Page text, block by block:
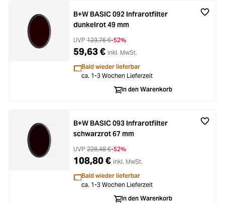
Stative & Gimbals
Taschen
Licht & Studio
Bildbearbeitung
Ferngläser
B+W BASIC 092 Infrarotfilter
dunkelrot 49 mm
UVP 123,76 €-52%
59,63 € inkl. MwSt.
Bald wieder lieferbar
ca. 1-3 Wochen Lieferzeit
In den Warenkorb
B+W BASIC 093 Infrarotfilter
schwarzrot 67 mm
UVP 228,48 €-52%
108,80 € inkl. MwSt.
Bald wieder lieferbar
ca. 1-3 Wochen Lieferzeit
In den Warenkorb